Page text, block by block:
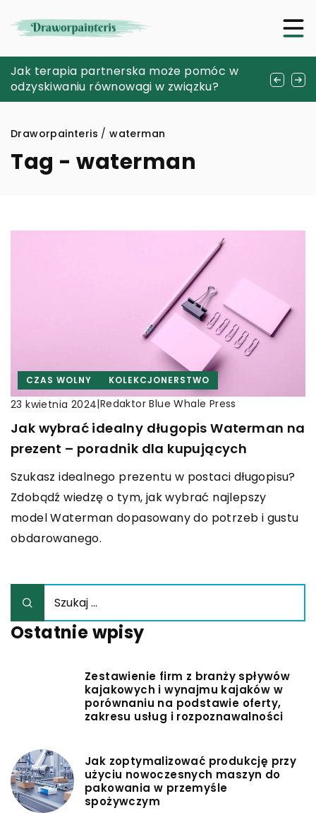
Czy rękodzieło może być terapią? – Odkryj
moc twórczego relaksu
Jak terapia partnerska może pomóc w
odzyskiwaniu równowagi w związku?
Tworzenie unikalnej biżuterii z koralików:
poradnik dla początkujących
Draworpainteris /waterman
Tag - waterman
CZAS WOLNY KOLEKCJONERSTWO
23 kwietnia 2024|Redaktor Blue Whale Press
Jak wybrać idealny długopis Waterman na
prezent – poradnik dla kupujących
Szukasz idealnego prezentu w postaci długopisu?
Zdobądź wiedzę o tym, jak wybrać najlepszy
model Waterman dopasowany do potrzeb i gustu
obdarowanego.
Ostatnie wpisy
Zestawienie firm z branży spływów
kajakowych i wynajmu kajaków w
porównaniu na podstawie oferty,
zakresu usług i rozpoznawalności
Jak zoptymalizować produkcję przy
użyciu nowoczesnych maszyn do
pakowania w przemyśle
spożywczym